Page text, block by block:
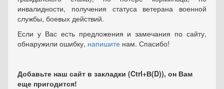
инвалидности, получения статуса ветерана военной
службы, боевых действий.
Если у Вас есть предложения и замечания по сайту,
обнаружили ошибку, напишите нам. Спасибо!
Добавьте наш сайт в закладки (Ctrl+В(D)), он Вам
еще пригодится!